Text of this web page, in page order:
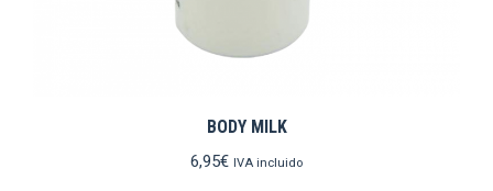
BODY MILK
6,95€ IVA incluido